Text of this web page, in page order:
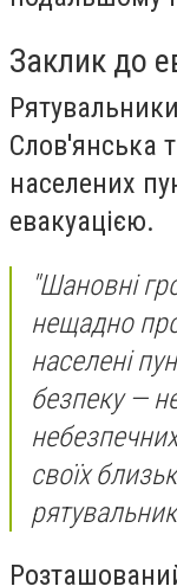
Заклик до
Слов'янська
населених
евакуацією.
"Шановні
нещадно
населені
безпеку —
своїх